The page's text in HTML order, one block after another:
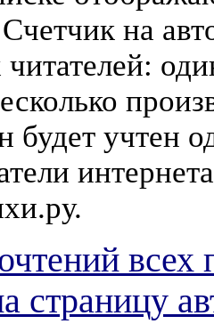
на
будет учтен
всех
страницу